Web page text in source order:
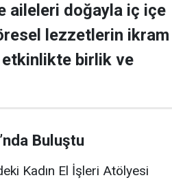
aileleri doğayla iç içe
lezzetlerin ikram
etkinlikte birlik ve
Buluştu
Kadın El İşleri Atölyesi